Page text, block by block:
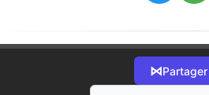
⋈Partager